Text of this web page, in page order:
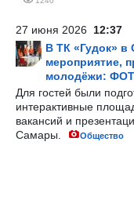
27 июня 2026 12:37
В ТК «Гудок» в
мероприятие,
молодёжи:
Для гостей были
интерактивные
вакансий и
Самары.
Общество